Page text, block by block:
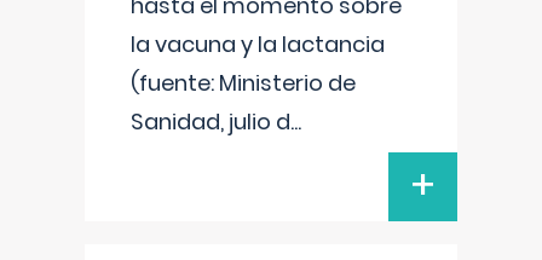
la vacuna y la lactancia
(fuente: Ministerio de
Sanidad, julio d...
+